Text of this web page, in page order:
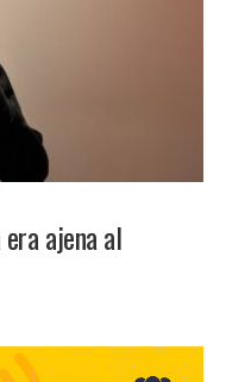
ajena al